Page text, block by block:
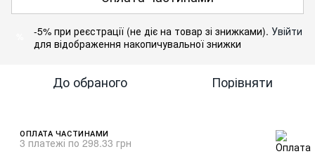
-5% при реєстрації (не діє на товар зі знижками). Увійти
для відображення накопичувальної знижки
До обраного Порівняти
ОПЛАТА ЧАСТИНАМИ
3 платежі по 298.33 грн